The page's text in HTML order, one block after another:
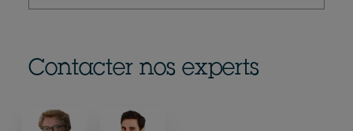
Contacter nos experts